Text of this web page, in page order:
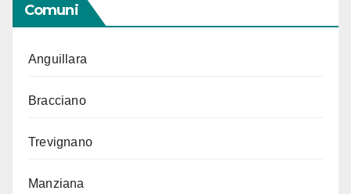
Comuni
Anguillara
Bracciano
Trevignano
Manziana